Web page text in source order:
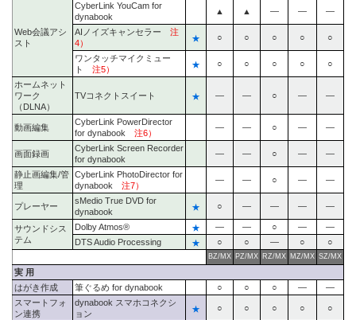
Web会議アシ
スト
CyberLink YouCam for
dynabook
▲ ▲ ― ― ―
AIノイズキャンセラー 注
4）
★ ○ ○ ○ ○ ○
ワンタッチマイクミュー
ト 注5）
★ ○ ○ ○ ○ ○
ホームネット
ワーク
（DLNA）
TVコネクトスイート ★ ― ― ○ ― ―
動画編集
CyberLink PowerDirector
for dynabook 注6）
― ― ○ ― ―
画面録画
CyberLink Screen Recorder
for dynabook
― ― ○ ― ―
静止画編集/管
理
CyberLink PhotoDirector for
dynabook 注7）
― ― ○ ― ―
プレーヤー
sMedio True DVD for
dynabook
★ ○ ― ― ― ―
サウンドシス
テム
Dolby Atmos® ★ ― ― ○ ―
―
DTS Audio Processing
★ ○ ○ ― ○ ○
BZ/MX PZ/MX RZ/MX MZ/MX SZ/MX
実 用
はがき作成
筆ぐるめ for dynabook ○ ○ ○ ―
―
スマートフォ
ン連携
dynabook スマホコネクシ
ョン
★ ○ ○ ○ ○ ○